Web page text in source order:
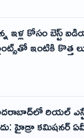
ఇళ్ల కోసం బెస్ట్
ఇంటికి కొత్త
రియల్
హైడ్రా కమిషనర్